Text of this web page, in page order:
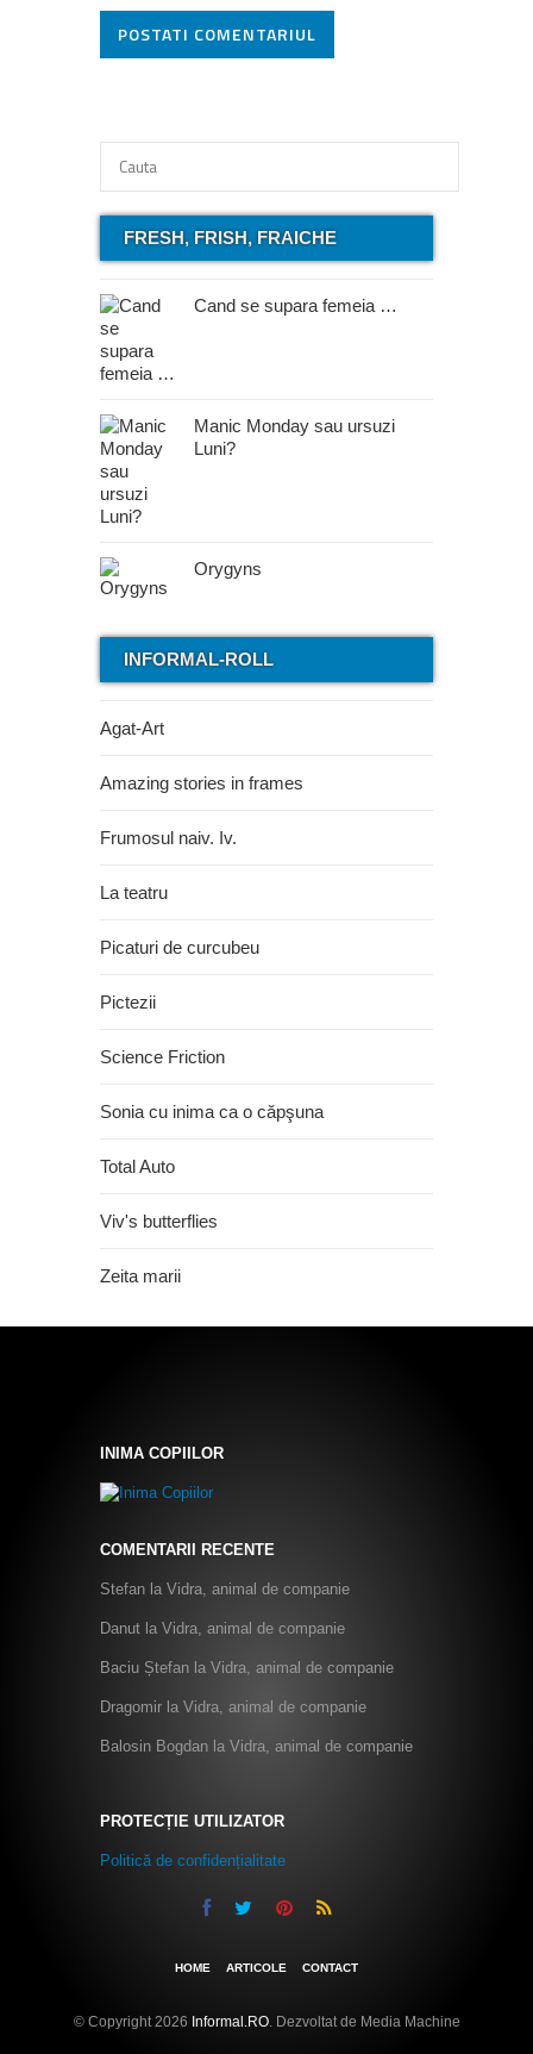
POSTATI COMENTARIUL
FRESH, FRISH, FRAICHE
Cand se supara femeia …
Manic Monday sau ursuzi
Luni?
Orygyns
INFORMAL-ROLL
Agat-Art
Amazing stories in frames
Frumosul naiv. Iv.
La teatru
Picaturi de curcubeu
Pictezii
Science Friction
Sonia cu inima ca o căpşuna
Total Auto
Viv's butterflies
Zeita marii
INIMA COPIILOR
COMENTARII RECENTE
Stefan la Vidra, animal de companie
Danut la Vidra, animal de companie
Baciu Ștefan la Vidra, animal de companie
Dragomir la Vidra, animal de companie
Balosin Bogdan la Vidra, animal de companie
PROTECȚIE UTILIZATOR
Politică de confidențialitate
HOME ARTICOLE CONTACT
© Copyright 2026 Informal.RO. Dezvoltat de Media Machine